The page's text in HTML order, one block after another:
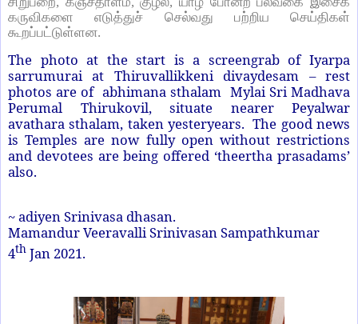
கருவிகளை எடுத்துச் செல்வது பற்றிய செய்திகள்
கூறப்பட்டுள்ளன.
The photo at the start is a screengrab of Iyarpa
sarrumurai at Thiruvallikkeni divaydesam – rest
photos are of abhimana sthalam Mylai Sri Madhava
Perumal Thirukovil, situate nearer Peyalwar
avathara sthalam, taken yesteryears. The good news
is Temples are now fully open without restrictions
and devotees are being offered ‘theertha prasadams’
also.
~ adiyen Srinivasa dhasan.
Mamandur Veeravalli Srinivasan Sampathkumar
4th Jan 2021.